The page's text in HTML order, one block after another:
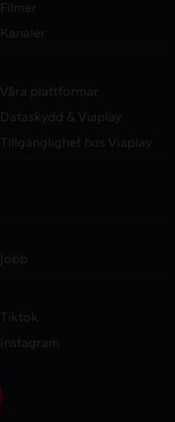
Filmer
Kanaler
Våra plattformar
Dataskydd & Viaplay
Tillgänglighet hos Viaplay
Jobb
Tiktok
Instagram